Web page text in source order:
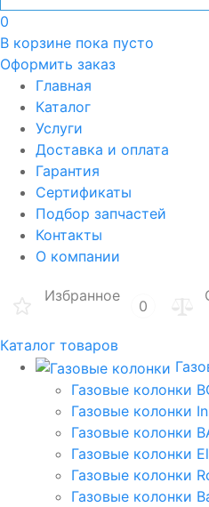
0
В корзине пока пусто
Оформить заказ
Главная
Каталог
Услуги
Доставка и оплата
Гарантия
Сертификаты
Подбор запчастей
Контакты
О компании
Избранное
0
Каталог товаров
Газовые колонки
Газовые колонки
Газовые колонки
Газовые колонки
Газовые колонки
Газовые колонки